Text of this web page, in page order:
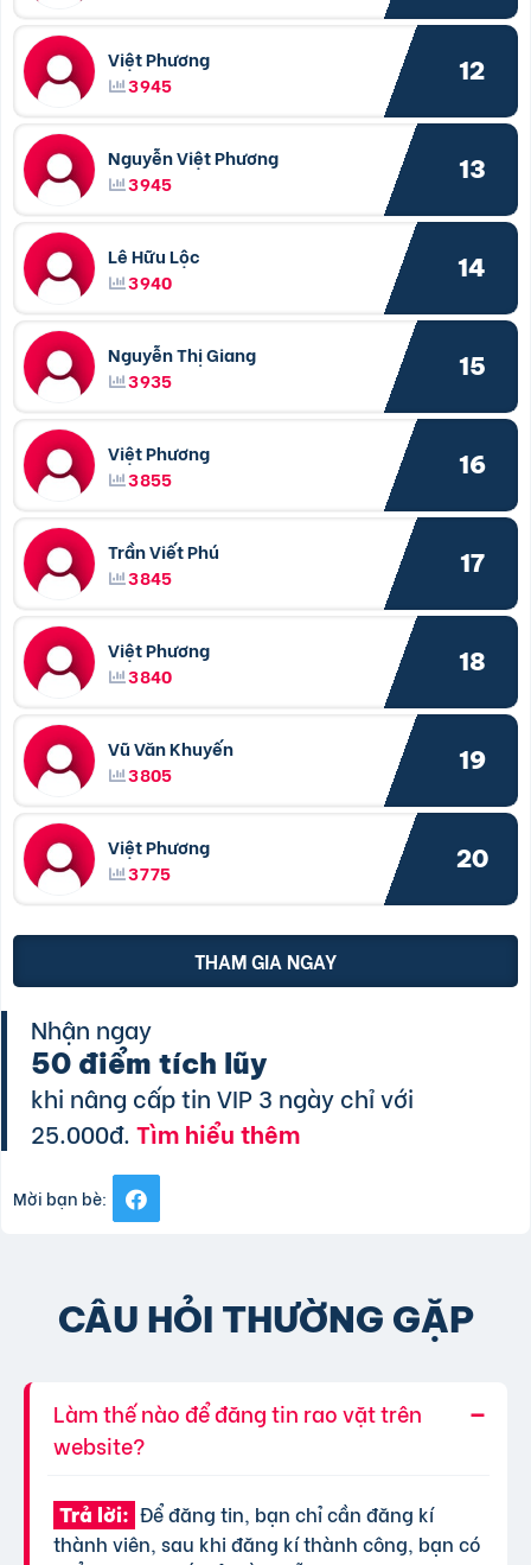
Việt Phương
3945
12
Nguyễn Việt Phương
3945
13
Lê Hữu Lộc
3940
14
Nguyễn Thị Giang
3935
15
Việt Phương
3855
16
Trần Viết Phú
3845
17
Việt Phương
3840
18
Vũ Văn Khuyến
3805
19
Việt Phương
3775
20
THAM GIA NGAY
Nhận ngay
50 điểm tích lũy
khi nâng cấp tin VIP 3 ngày chỉ với
25.000đ.Tìm hiểu thêm
Mời bạn bè:
CÂU HỎI THƯỜNG GẶP
Làm thế nào để đăng tin rao vặt trên
website?
Trả lời: Để đăng tin, bạn chỉ cần đăng kí
thành viên, sau khi đăng kí thành công, bạn có